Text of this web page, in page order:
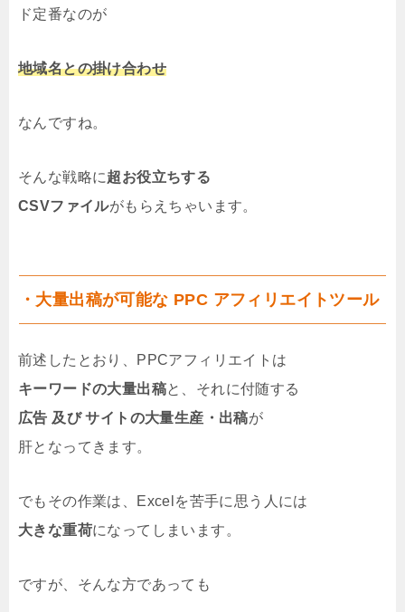
ド定番なのが
地域名との掛け合わせ
なんですね。
そんな戦略に超お役立ちする
CSVファイルがもらえちゃいます。
・大量出稿が可能な PPC アフィリエイトツール
前述したとおり、PPCアフィリエイトは
キーワードの大量出稿と、それに付随する
広告 及び サイトの大量生産・出稿が
肝となってきます。
でもその作業は、Excelを苦手に思う人には
大きな重荷になってしまいます。
ですが、そんな方であっても